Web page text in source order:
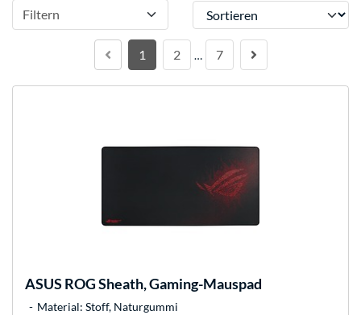
Filtern Sortieren
1 2 … 7
ASUS ROG Sheath, Gaming-Mauspad
Material: Stoff, Naturgummi